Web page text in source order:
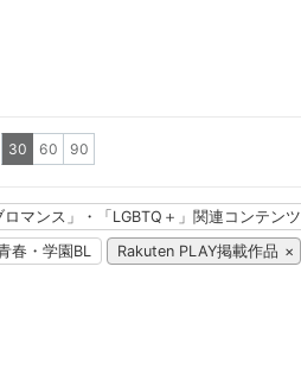
30 60 90
ロマンス」・「LGBTQ＋」関連コンテンツ
春・学園BL Rakuten PLAY掲載作品